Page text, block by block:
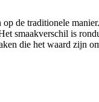
de traditionele
smaakverschil is
die het waard zijn